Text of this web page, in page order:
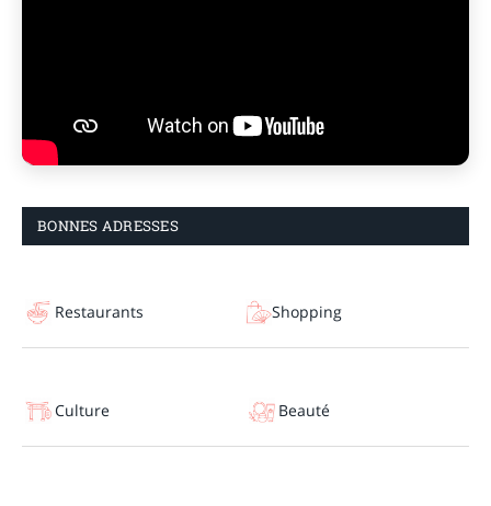
BONNES ADRESSES
Restaurants Shopping
Culture Beauté